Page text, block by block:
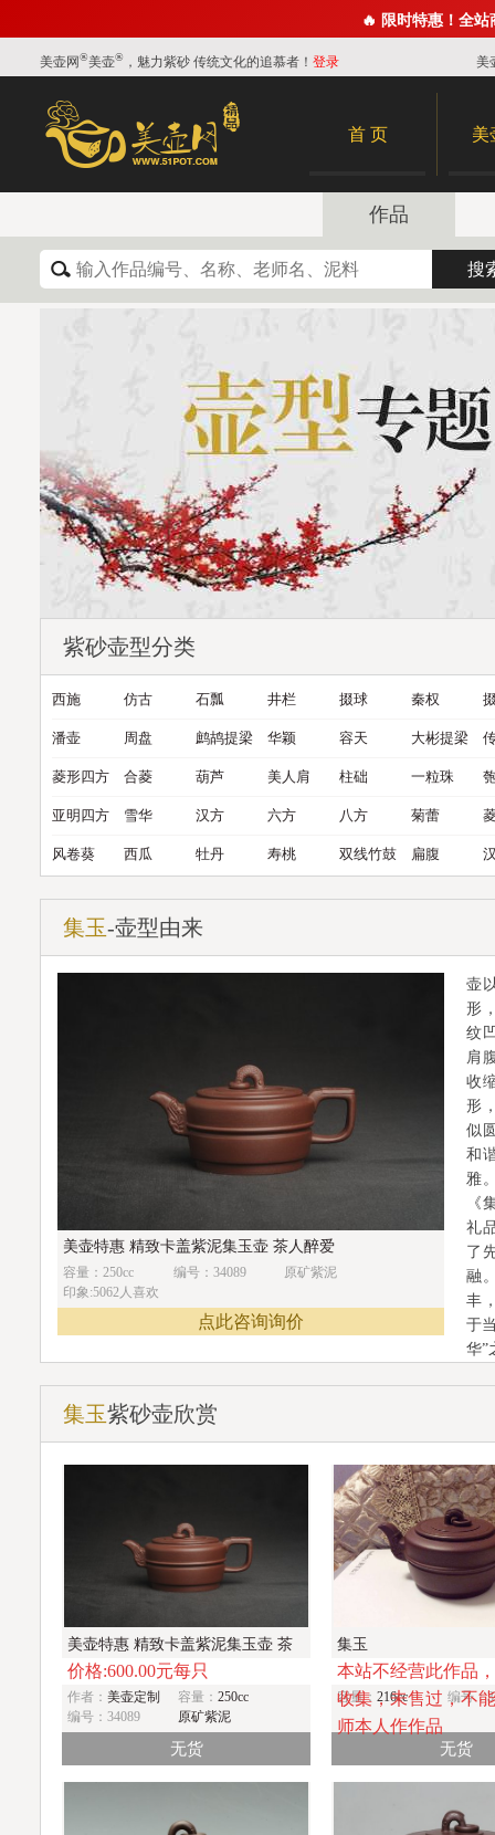
🔥 限时特惠！全
美壶网®美壶® ，魅力紫砂 传统文化的追慕者！ 登录 美
首 页 美
作品
紫砂壶型分类
西施 仿古 石瓢 井栏 掇球 秦权
潘壶 周盘 鹧鸪提梁 华颖 容天 大彬提梁
菱形四方 合菱 葫芦 美人肩 柱础 一粒珠
亚明四方 雪华 汉方 六方 八方 菊蕾
风卷葵 西瓜 牡丹 寿桃 双线竹鼓 扁腹
集玉-壶型由来
美壶特惠 精致卡盖紫泥集玉壶 茶人醉爱
容量：250cc 编号：34089
原矿紫泥
印象:5062人喜欢
点此咨询询价
壶
形
纹
肩
收
形
似
和
雅
《
礼
了
融
丰
于
华”
集玉紫砂壶欣赏
美壶特惠 精致卡盖紫泥集玉壶 茶
人醉爱
价格:600.00元每只
作者： 美壶定制 容量： 250cc
编号：34089
原矿紫泥
无货
集玉
本站不经营此作品
收集，未售过，不
师本人作作品
容量： 216cc 编号：
无货